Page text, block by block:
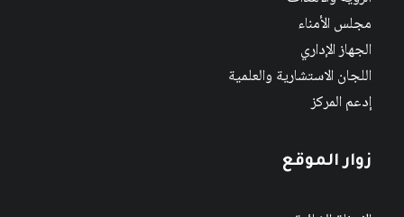
مجلس الأمناء
الجهاز الإداري
اللجان الاستشارية والعلمية
إدعم المركز
زوار الموقع